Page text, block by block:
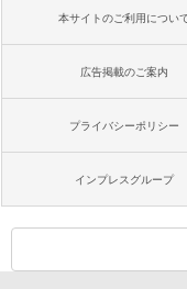
本サイトのご利用につい
広告掲載のご案内
プライバシーポリシー
インプレスグループ